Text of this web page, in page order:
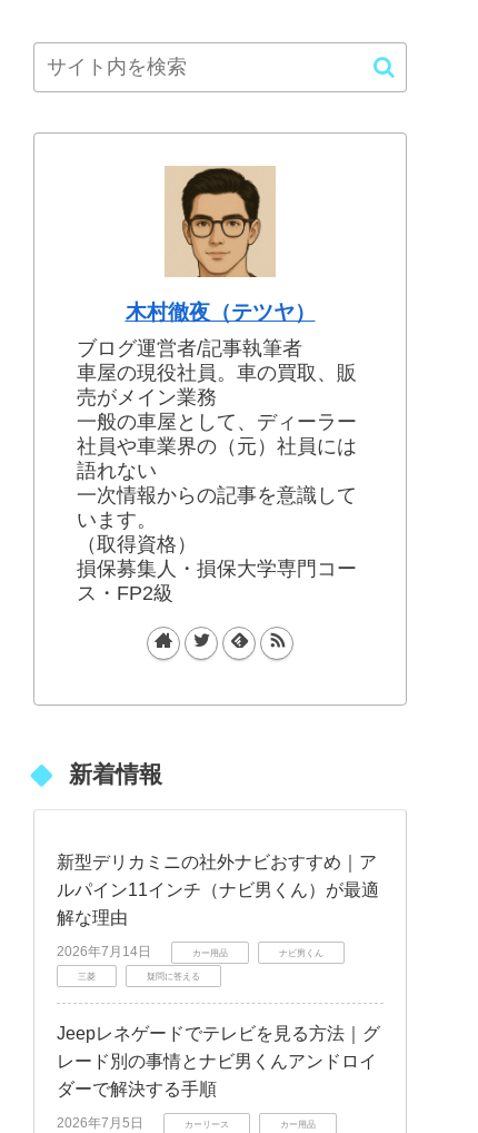
木村徹夜（テツヤ）
ブログ運営者/記事執筆者
車屋の現役社員。車の買取、販
売がメイン業務
一般の車屋として、ディーラー
社員や車業界の（元）社員には
語れない
一次情報からの記事を意識して
います。
（取得資格）
損保募集人・損保大学専門コー
ス・FP2級
新着情報
新型デリカミニの社外ナビおすすめ｜ア
ルパイン11インチ（ナビ男くん）が最適
解な理由
2026年7月14日 カー用品 ナビ男くん
三菱 疑問に答える
Jeepレネゲードでテレビを見る方法｜グ
レード別の事情とナビ男くんアンドロイ
ダーで解決する手順
2026年7月5日 カーリース カー用品